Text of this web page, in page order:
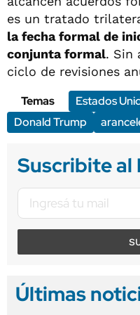
es un tratado
la fecha formal de
conjunta formal. Sin
ciclo de revisiones
Temas
Estados
Donald Trump
Suscribite
Últimas